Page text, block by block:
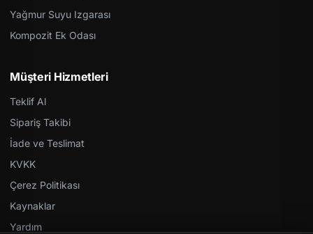
Yağmur Suyu Izgarası
Kompozit Ek Odası
Müşteri Hizmetleri
Teklif Al
Sipariş Takibi
İade ve Teslimat
KVKK
Çerez Politikası
Kaynaklar
Yardım